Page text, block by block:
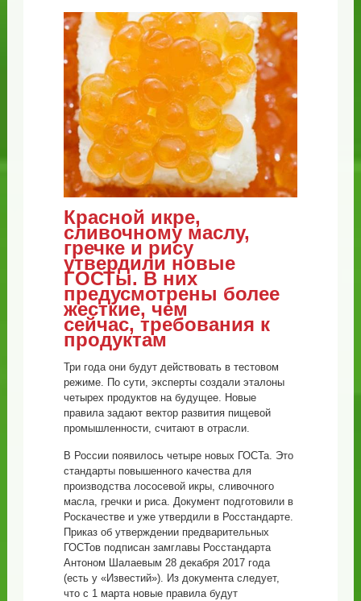
Красной икре,
сливочному маслу,
гречке и рису
утвердили новые
ГОСТы. В них
предусмотрены более
жесткие, чем
сейчас, требования к
продуктам
Три года они будут действовать в тестовом
режиме. По сути, эксперты создали эталоны
четырех продуктов на будущее. Новые
правила задают вектор развития пищевой
промышленности, считают в отрасли.
В России появилось четыре новых ГОСТа. Это
стандарты повышенного качества для
производства лососевой икры, сливочного
масла, гречки и риса. Документ подготовили в
Роскачестве и уже утвердили в Росстандарте.
Приказ об утверждении предварительных
ГОСТов подписан замглавы Росстандарта
Антоном Шалаевым 28 декабря 2017 года
(есть у «Известий»). Из документа следует,
что с 1 марта новые правила будут